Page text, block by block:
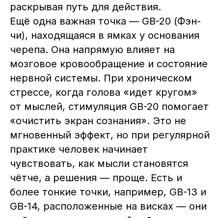
раскрывая путь для действия.
Ещё одна важная точка — GB-20 (Фэн-
чи), находящаяся в ямках у основания
черепа. Она напрямую влияет на
мозговое кровообращение и состояние
нервной системы. При хроническом
стрессе, когда голова «идет кругом»
от мыслей, стимуляция GB-20 помогает
«очистить экран сознания». Это не
мгновенный эффект, но при регулярной
практике человек начинает
чувствовать, как мысли становятся
чётче, а решения — проще. Есть и
более тонкие точки, например, GB-13 и
GB-14, расположенные на висках — они